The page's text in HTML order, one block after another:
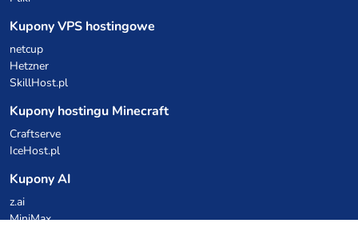
Kupony VPS hostingowe
netcup
Hetzner
SkillHost.pl
Kupony hostingu Minecraft
Craftserve
IceHost.pl
Kupony AI
z.ai
MiniMax